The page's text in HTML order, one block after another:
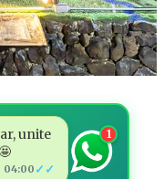
unite
04:00 ✓✓
1